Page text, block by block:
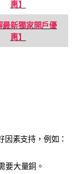
惠】
最新獨家開戶優
惠】
因素支持，例如：
要大量銅。